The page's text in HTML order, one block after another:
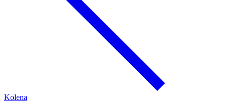
Kolena